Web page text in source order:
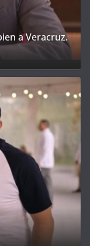
a Veracruz.